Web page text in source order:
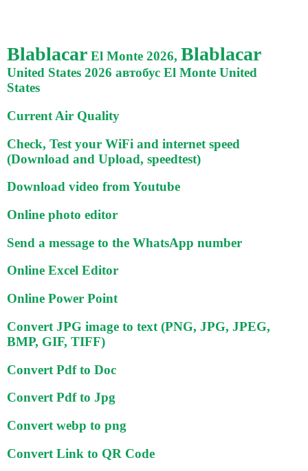
Blablacar El Monte 2026, Blablacar
United States 2026 автобус El Monte United
States
Current Air Quality
Check, Test your WiFi and internet speed
(Download and Upload, speedtest)
Download video from Youtube
Online photo editor
Send a message to the WhatsApp number
Online Excel Editor
Online Power Point
Convert JPG image to text (PNG, JPG, JPEG,
BMP, GIF, TIFF)
Convert Pdf to Doc
Convert Pdf to Jpg
Convert webp to png
Convert Link to QR Code